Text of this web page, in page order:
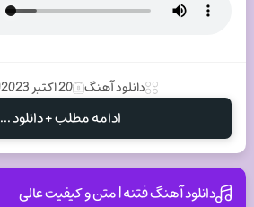
دانلود آهنگ 20 اکتبر 2023
ادامه مطلب + دانلود ...
دانلود آهنگ فتنه | متن و کیفیت عالی